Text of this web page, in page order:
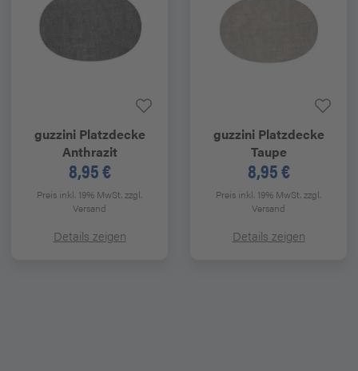
guzzini Platzdecke
Anthrazit
8,95 €
Preis inkl. 19% MwSt.zzgl.
Versand
Details zeigen
guzzini Platzdecke
Taupe
8,95 €
Preis inkl. 19% MwSt.zzgl.
Versand
Details zeigen